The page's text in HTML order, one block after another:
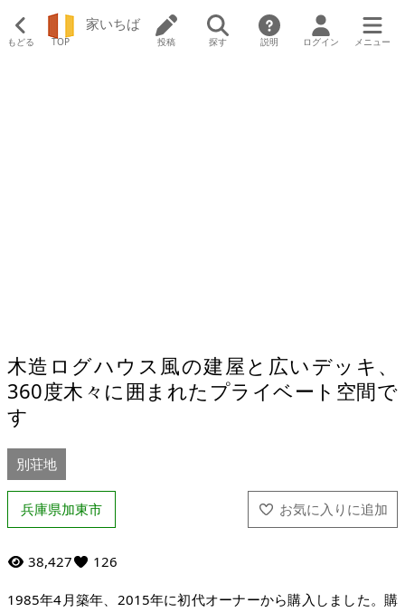
もどる TOP
家いちば
投稿 探す 説明 ログイン メニュー
木造ログハウス風の建屋と広いデッキ、
360度木々に囲まれたプライベート空間で
す
別荘地
兵庫県加東市
38,427 126
1985年4月築年、2015年に初代オーナーから購入しました。購